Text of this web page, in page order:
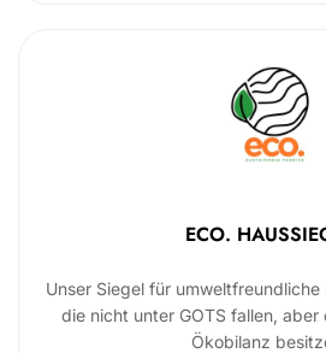
ECO.
Unser Siegel für umweltfreundliche
die nicht unter GOTS fallen,
Ökobilanz